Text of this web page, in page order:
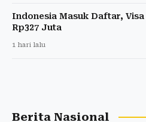
Indonesia Masuk Daftar,
Rp327 Juta
1 hari lalu
Berita Nasional